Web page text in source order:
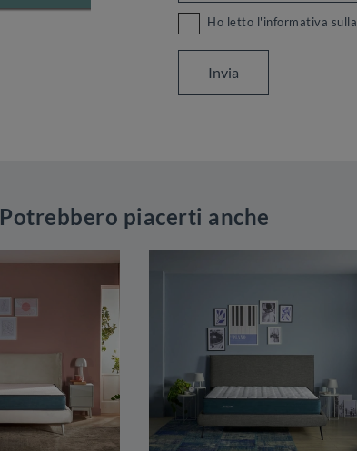
Ho letto l'informativa sulla
Invia
Potrebbero piacerti anche